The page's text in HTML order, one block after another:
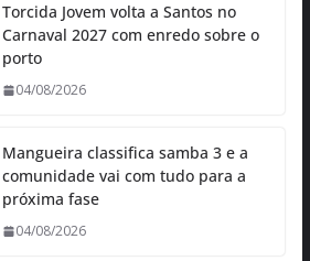
Torcida Jovem volta a Santos no
Carnaval 2027 com enredo sobre o
porto
04/08/2026
Mangueira classifica samba 3 e a
comunidade vai com tudo para a
próxima fase
04/08/2026